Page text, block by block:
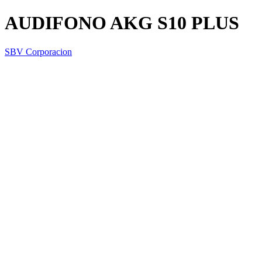
AUDIFONO AKG S10 PLUS
SBV Corporacion